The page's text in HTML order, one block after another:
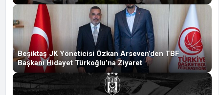
Beşiktaş JK Yöneticisi Özkan Arseven’den TBF
Başkanı Hidayet Türkoğlu’na Ziyaret